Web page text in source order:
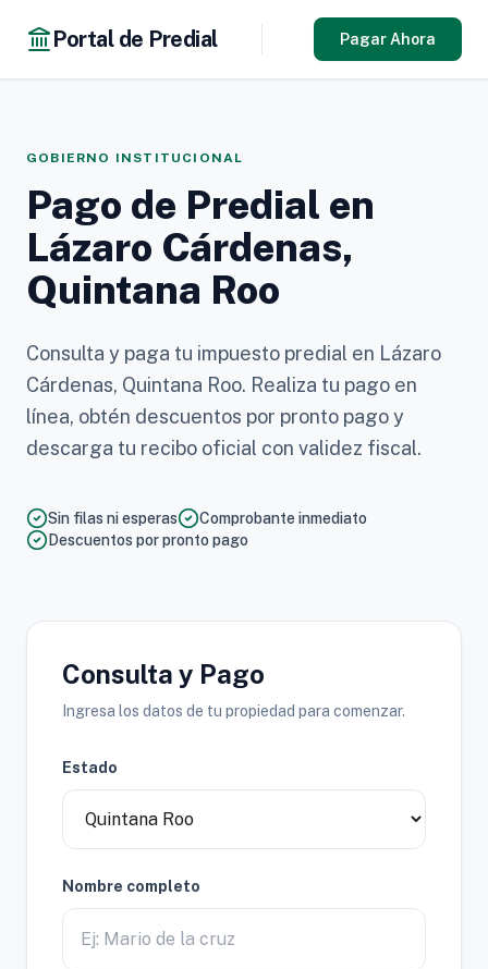
Portal de Predial Pagar Ahora
GOBIERNO INSTITUCIONAL
Pago de Predial en
Lázaro Cárdenas,
Quintana Roo
Consulta y paga tu impuesto predial en Lázaro
Cárdenas, Quintana Roo. Realiza tu pago en
línea, obtén descuentos por pronto pago y
descarga tu recibo oficial con validez fiscal.
Sin filas ni esperas
Comprobante inmediato
Descuentos por pronto pago
Consulta y Pago
Ingresa los datos de tu propiedad para comenzar.
Estado
Nombre completo